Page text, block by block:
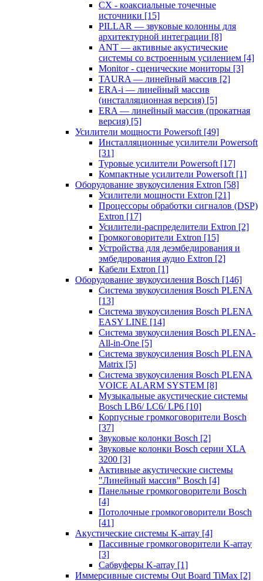
CX - коаксиальные точечные
источники [15]
PILLAR — звуковые колонны для
архитектурной интеграции [8]
ANT — активные акустические
системы со встроенным усилением [4]
Monitor - сценические мониторы [3]
TAURA — линейный массив [2]
ERA-i — линейный массив
(инсталляционная версия) [5]
ERA — линейный массив (прокатная
версия) [5]
Усилители мощности Powersoft [49]
Инсталляционные усилители Powersoft
[31]
Туровые усилители Powersoft [17]
Компактные усилители Powersoft [1]
Оборудование звукоусиления Extron [58]
Усилители мощности Extron [21]
Процессоры обработки сигналов (DSP)
Extron [17]
Усилители-распределители Extron [2]
Громкоговорители Extron [15]
Устройства для деэмбедирования и
эмбедирования аудио Extron [2]
Кабели Extron [1]
Оборудование звукоусиления Bosch [146]
Система звукоусиления Bosch PLENA
[13]
Система звукоусиления Bosch PLENA
EASY LINE [14]
Система звукоусиления Bosch PLENA-
All-in-One [5]
Система звукоусиления Bosch PLENA
Matrix [5]
Система звукоусиления Bosch PLENA
VOICE ALARM SYSTEM [8]
Музыкальные акустические системы
Bosch LB6/ LC6/ LP6 [10]
Корпусные громкоговорители Bosch
[37]
Звуковые колонки Bosch [2]
Звуковые колонки Bosch серии XLA
3200 [3]
Активные акустические системы
"Линейный массив" Bosch [4]
Панельные громкоговорители Bosch
[4]
Потолочные громкоговорители Bosch
[41]
Акустические системы K-array [4]
Пассивные громкоговорители K-array
[3]
Сабвуферы K-array [1]
Иммерсивные системы Out Board TiMax [2]